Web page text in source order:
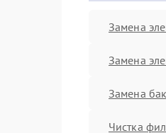
Замена
Замена
Замена
Чистка